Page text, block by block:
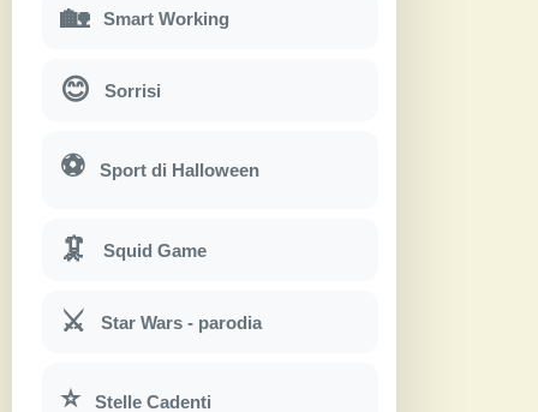
🏡 Smart Working
😊 Sorrisi
⚽ Sport di Halloween
🦑 Squid Game
⚔ Star Wars - parodia
⭐ Stelle Cadenti